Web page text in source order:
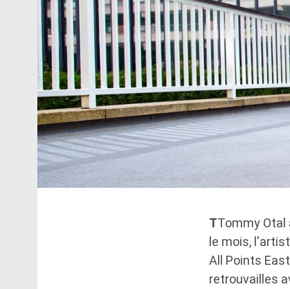
TTommy Otal
le mois,
All Points
retrouvailles